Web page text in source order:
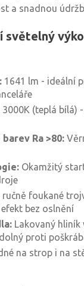
a snadnou
světelný
1641 lm - ideální
3000K (teplá bílá)
Ra >80:
Okamžitý
ručně foukané
bez oslnění
Lakovaný
proti
na strop i na